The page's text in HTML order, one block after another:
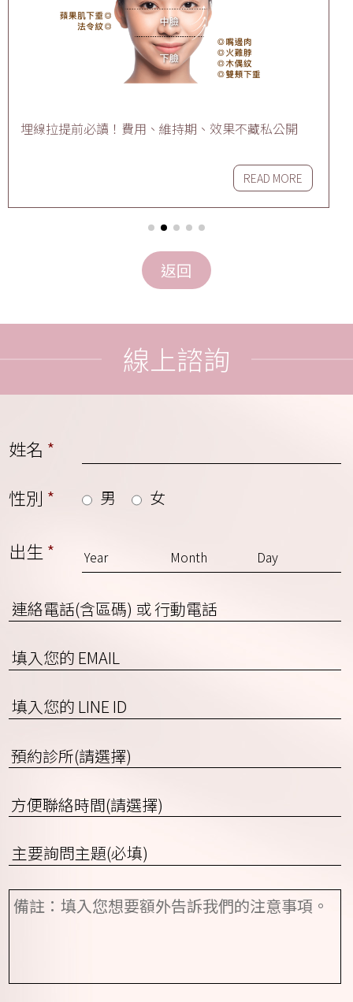
果不藏私公開 淨膚雷射｜懶女人的保養方式
線上諮詢
姓名 *
性別 * 男 女
出生 *
連
絡
電
話
區
碼)
行
動
電
話
EMAIL
填
入
的
ID
預
約
所
選
擇)
方
便
絡
間
(請
詢
問
項
目
備
註